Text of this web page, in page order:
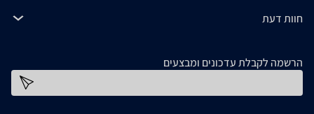
חוות דעת
הרשמה לקבלת עדכונים ומבצעים